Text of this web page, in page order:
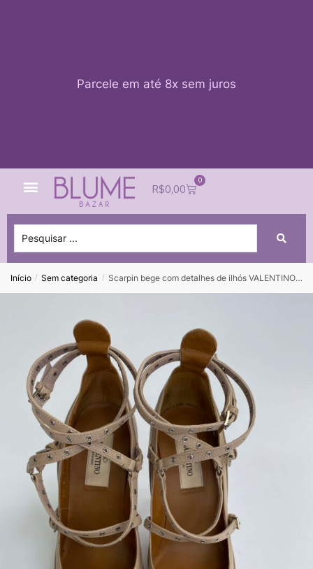
Parcele em até 8x sem juros
R$0,00
0
Início / Sem categoria / Scarpin bege com detalhes de ilhós VALENTINO – tam 34 (DEVOLVIDA)